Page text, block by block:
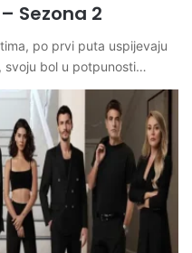
Sezona 2
po prvi puta uspijevaju
svoju bol u potpunosti…